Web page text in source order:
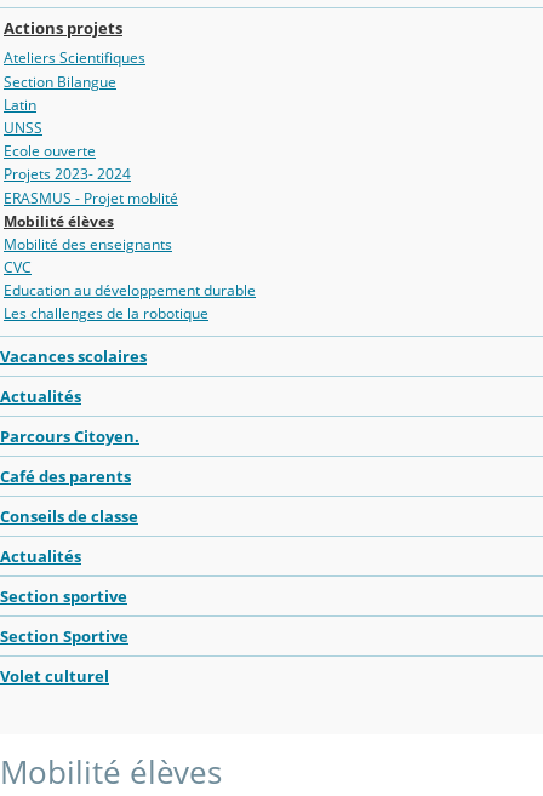
Actions projets
Ateliers Scientifiques
Section Bilangue
Latin
UNSS
Ecole ouverte
Projets 2023- 2024
ERASMUS - Projet moblité
Mobilité élèves
Mobilité des enseignants
CVC
Education au développement durable
Les challenges de la robotique
Vacances scolaires
Actualités
Parcours Citoyen.
Café des parents
Conseils de classe
Actualités
Section sportive
Section Sportive
Volet culturel
Mobilité élèves